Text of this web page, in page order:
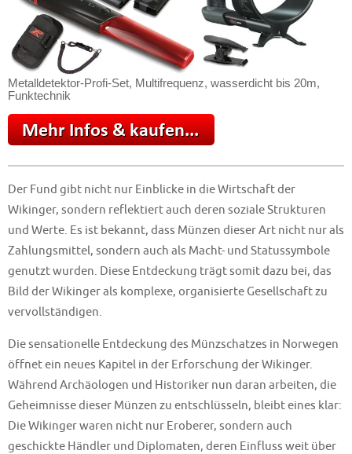
Metalldetektor-Profi-Set, Multifrequenz, wasserdicht bis 20m,
Funktechnik
Der Fund gibt nicht nur Einblicke in die Wirtschaft der
Wikinger, sondern reflektiert auch deren soziale Strukturen
und Werte. Es ist bekannt, dass Münzen dieser Art nicht nur als
Zahlungsmittel, sondern auch als Macht- und Statussymbole
genutzt wurden. Diese Entdeckung trägt somit dazu bei, das
Bild der Wikinger als komplexe, organisierte Gesellschaft zu
vervollständigen.
Die sensationelle Entdeckung des Münzschatzes in Norwegen
öffnet ein neues Kapitel in der Erforschung der Wikinger.
Während Archäologen und Historiker nun daran arbeiten, die
Geheimnisse dieser Münzen zu entschlüsseln, bleibt eines klar:
Die Wikinger waren nicht nur Eroberer, sondern auch
geschickte Händler und Diplomaten, deren Einfluss weit über